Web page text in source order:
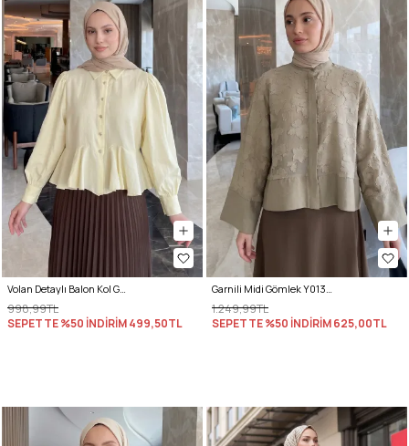
Volan Detaylı Balon Kol Gömlek Y0095 - SARI
998,99TL
SEPETTE %50 İNDİRİM499,50TL
Garnili Midi Gömlek Y0138 - AÇIK HAKİ
1.249,99TL
SEPETTE %50 İNDİRİM625,00TL